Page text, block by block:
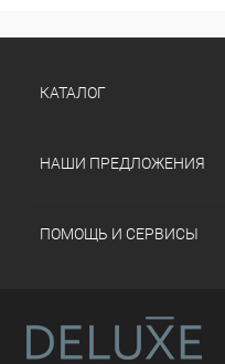
КАТАЛОГ
НАШИ ПРЕДЛОЖЕНИЯ
ПОМОЩЬ И СЕРВИСЫ